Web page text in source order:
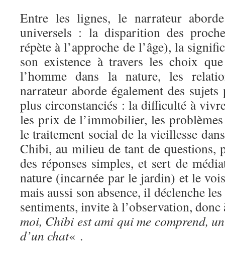
Entre les lignes, le narrateur
universels : la disparition des
répète à l’approche de l’âge), la
son existence à travers les choix
l’homme dans la nature, les
narrateur aborde également des
plus circonstanciés : la difficulté à
les prix de l’immobilier, les problèmes
le traitement social de la vieillesse
Chibi, au milieu de tant de questions,
des réponses simples, et sert de
nature (incarnée par le jardin) et le
mais aussi son absence, il déclenche
sentiments, invite à l’observation,
moi, Chibi est ami qui me comprend,
d’un chat« .